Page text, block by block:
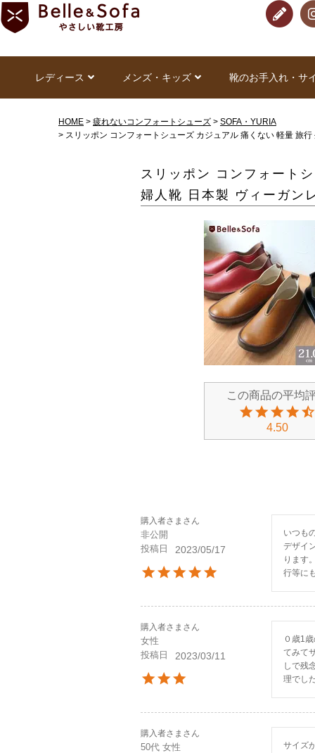
レディース メンズ・キッズ 靴のお手入れ・サ
HOME 疲れないコンフォートシューズ
SOFA・YURIA
スリッポン コンフォートシューズ カジュアル 痛くない 軽量 旅
スリッポン コンフォート
婦人靴 日本製 ヴィーガン
4.50
購入者さま
非公開
投稿日
2023/05/17
いつも
デザイ
ります
行等に
購入者さま
女性
投稿日
2023/03/11
０歳1
てみて
しで残
理でし
購入者さま
50代 女性
サイズ